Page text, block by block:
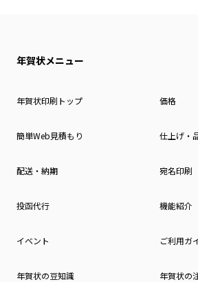
年賀状メニュー
年賀状印刷トップ 価格
簡単Web見積もり 仕上げ・
配送・納期 宛名印刷
投函代行 機能紹介
イベント ご利用ガ
年賀状の豆知識 年賀状の